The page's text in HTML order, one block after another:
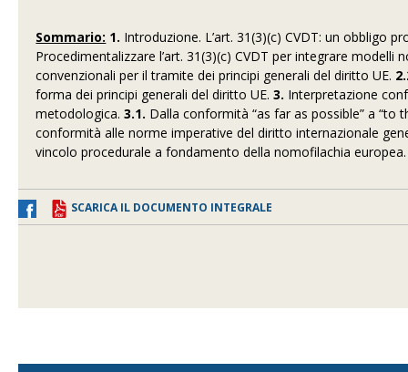
Sommario: 1. Introduzione. L’art. 31(3)(c) CVDT: un obbligo
Procedimentalizzare l’art. 31(3)(c) CVDT per integrare modelli
convenzionali per il tramite dei principi generali del diritto UE.
forma dei principi generali del diritto UE.3. Interpretazione
metodologica.3.1. Dalla conformità “as far as possible” a
conformità alle norme imperative del diritto internazionale
vincolo procedurale a fondamento della nomofilachia
SCARICA IL DOCUMENTO INTEGRALE